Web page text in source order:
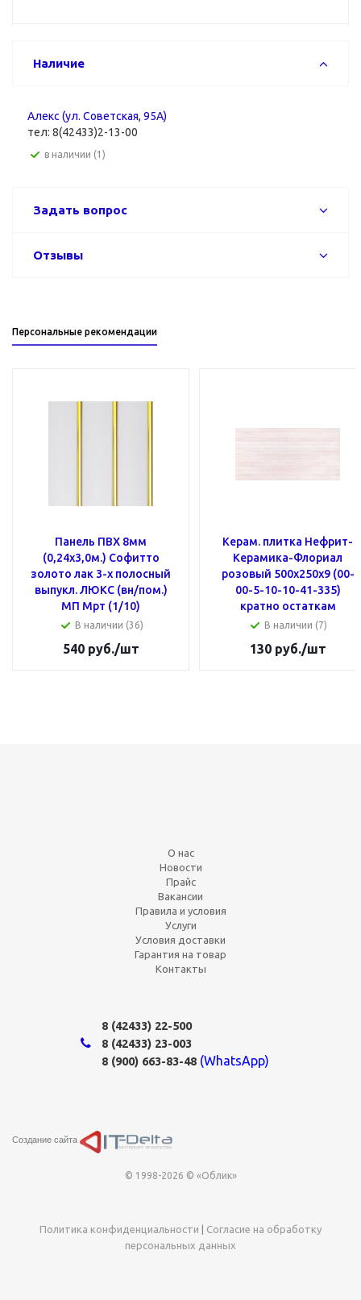
Наличие
Алекс (ул. Советская, 95А)
тел: 8(42433)2-13-00
В наличии (1)
Задать вопрос
Отзывы
Персональные рекомендации
Панель ПВХ 8мм
(0,24x3,0м.) Cофитто
золото лак 3-х полосный
выпукл. ЛЮКС (вн/пом.)
МП Мрт (1/10)
В наличии (36)
540руб./шт
Керам. плитка Нефрит-
Керамика-Флориал
розовый 500х250х9 (00-
00-5-10-10-41-335)
кратно остаткам
В наличии (7)
130руб./шт
О нас
Новости
Прайс
Вакансии
Правила и условия
Услуги
Условия доставки
Гарантия на товар
Контакты
8 (42433) 22-500
8 (42433) 23-003
8 (900) 663-83-48 (WhatsApp)
Создание сайта
© 1998-2026 © «Облик»
Политика конфиденциальности | Согласие на обработку
персональных данных